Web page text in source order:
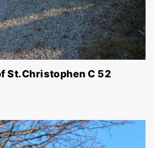
St.Christophen C 52